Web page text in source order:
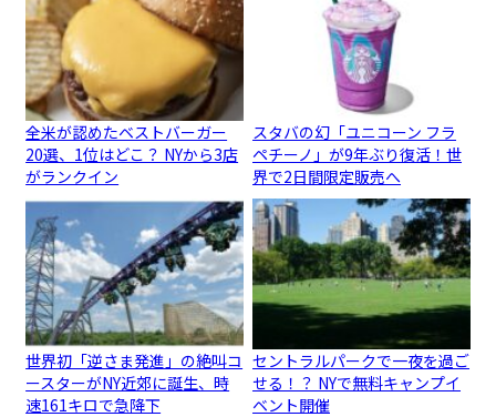
全米が認めたベストバーガー
20選、1位はどこ？ NYから3店
がランクイン
スタバの幻「ユニコーン フラ
ペチーノ」が9年ぶり復活！世
界で2日間限定販売へ
世界初「逆さま発進」の絶叫コ
ースターがNY近郊に誕生、時
速161キロで急降下
セントラルパークで一夜を過ご
せる！？ NYで無料キャンプイ
ベント開催